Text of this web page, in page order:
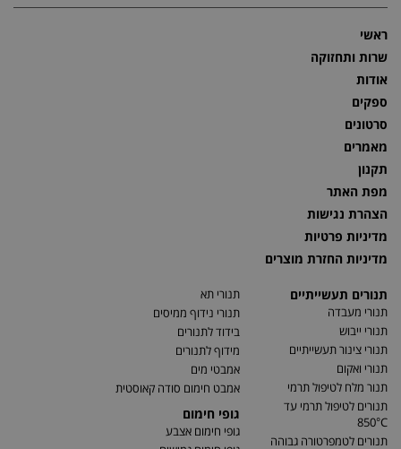
ראשי
שרות ותחזוקה
אודות
ספקים
סרטונים
מאמרים
תקנון
מפת האתר
הצהרת נגישות
מדיניות פרטיות
מדיניות החזרת מוצרים
תנורים תעשייתיים
תנורי מעבדה
תנורי ייבוש
תנורי צינור תעשייתיים
תנורי ואקום
תנור מלח לטיפול תרמי
תנורים לטיפול תרמי עד
850°C
תנורים לטמפרטורה גבוהה
תנורי תא
תנורי נידוף ממיסים
בידוד לתנורים
מידוף לתנורים
אמבטי מים
אמבט חימום סודה קאוסטית
גופי חימום
גופי חימום אצבע